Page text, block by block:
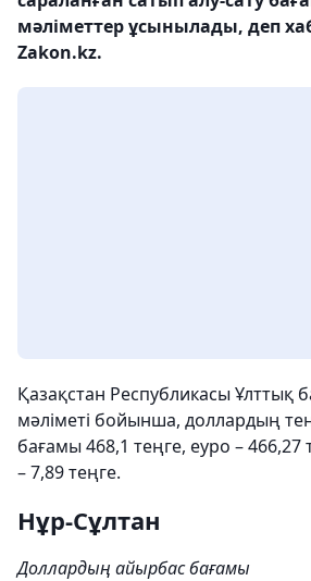
мәліметтер ұсынылады, деп
Zakon.kz.
Қазақстан Республикасы Ұлттық
мәліметі бойынша, доллардың
бағамы 468,1 теңге, еуро – 466,27
– 7,89 теңге.
Нұр-Сұлтан
Доллардың айырбас бағамы